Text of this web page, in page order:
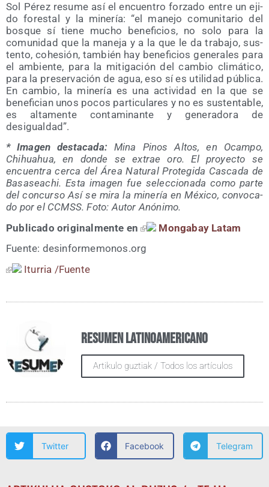
Sol Pérez resu­me así el encuen­tro for­za­do entre un eji­
do fores­tal y la mine­ría: “el mane­jo comu­ni­ta­rio del
bos­que sí tie­ne mucho bene­fi­cios, no solo para la
comu­ni­dad que la mane­ja y a la que le da tra­ba­jo, sus­
ten­to, cohe­sión, tam­bién hay bene­fi­cios gene­ra­les para
el ambien­te, para la miti­ga­ción del cam­bio cli­má­ti­co,
para la pre­ser­va­ción de agua, eso sí es uti­li­dad públi­ca.
En cam­bio, la mine­ría es una acti­vi­dad en la que se
bene­fi­cian unos pocos par­ti­cu­la­res y no es sus­ten­ta­ble,
es alta­men­te con­ta­mi­nan­te y gene­ra­do­ra de
desigualdad”.
* Ima­gen des­ta­ca­da: Mina Pinos Altos, en Ocam­po,
Chihuahua, en don­de se extrae oro. El pro­yec­to se
encuen­tra cer­ca del Área Natu­ral Pro­te­gi­da Cas­ca­da de
Basa­sea­chi. Esta ima­gen fue selec­cio­na­da como par­te
del con­cur­so Así se mira la mine­ría en Méxi­co, con­vo­ca­
do por el CCMSS. Foto: Autor Anónimo.
Publi­ca­do ori­gi­nal­men­te en
Mon­ga­bay Latam
Fuen­te: des​in​for​me​mo​nos​.org
Itu­rria /​Fuen­te
Resumen Latinoamericano
Artikulo guztiak / Todos los artículos
Twitter Facebook Telegram